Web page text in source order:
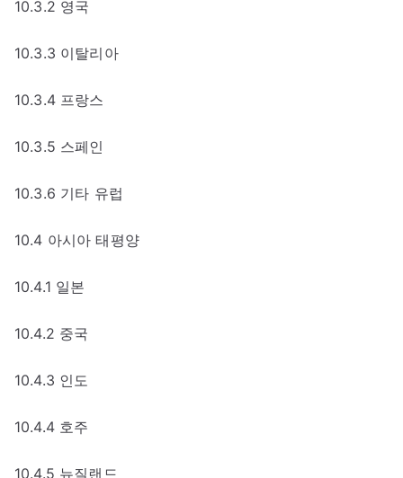
10.3.2 영국
10.3.3 이탈리아
10.3.4 프랑스
10.3.5 스페인
10.3.6 기타 유럽
10.4 아시아 태평양
10.4.1 일본
10.4.2 중국
10.4.3 인도
10.4.4 호주
10.4.5 뉴질랜드